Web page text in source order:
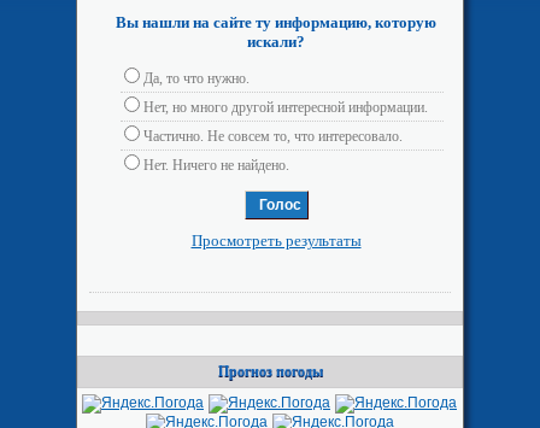
Вы нашли на сайте ту информацию, которую
искали?
Да, то что нужно.
Нет, но много другой интересной информации.
Частично. Не совсем то, что интересовало.
Нет. Ничего не найдено.
Просмотреть результаты
Прогноз погоды